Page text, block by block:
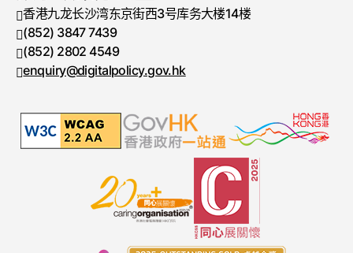
香港九龙长沙湾东京街西3号库务大楼14楼
电话号码
(852) 3847 7439
传真号码
(852) 2802 4549
enquiry@digitalpolicy.gov.hk